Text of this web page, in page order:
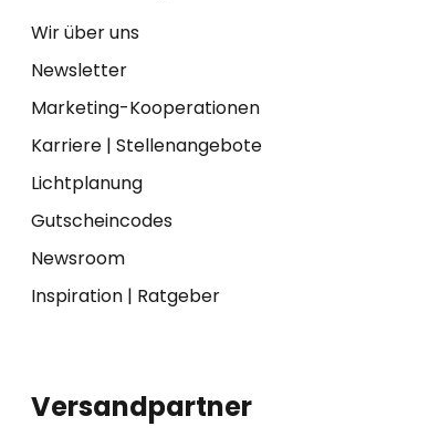
Wir über uns
Newsletter
Marketing-Kooperationen
Karriere| Stellenangebote
Lichtplanung
Gutscheincodes
Newsroom
Inspiration| Ratgeber
Versandpartner